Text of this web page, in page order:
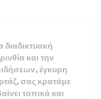
και την
έγκυρη
σας κρατάμε
τοπικά και